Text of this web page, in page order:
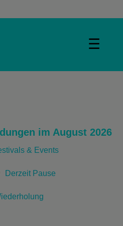
☰
im August 2026
& Events
Derzeit Pause